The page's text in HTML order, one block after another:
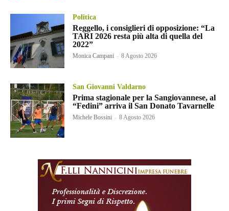
Politica
Reggello, i consiglieri di opposizione: “La
TARI 2026 resta più alta di quella del
2022”
Monica Campani - 8 Agosto 2026
San Giovanni Valdarno
Prima stagionale per la Sangiovannese, al
“Fedini” arriva il San Donato Tavarnelle
Michele Bossini - 8 Agosto 2026